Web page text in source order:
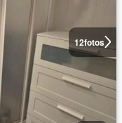
12fotos